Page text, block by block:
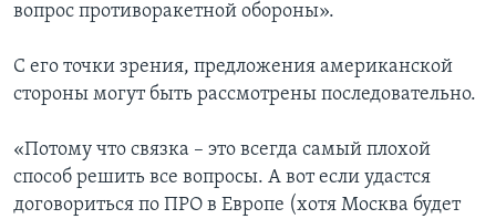
вопрос противоракетной обороны».
С его точки зрения, предложения американской
стороны могут быть рассмотрены последовательно.
«Потому что связка – это всегда самый плохой
способ решить все вопросы. А вот если удастся
договориться по ПРО в Европе (хотя Москва будет